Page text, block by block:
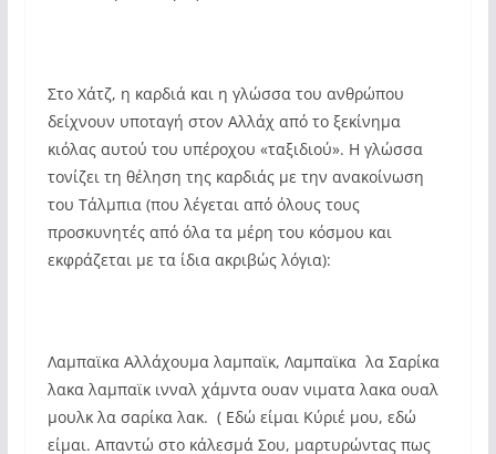
Στο Χάτζ, η καρδιά και η γλώσσα του ανθρώπου
δείχνουν υποταγή στον Αλλάχ από το ξεκίνημα
κιόλας αυτού του υπέροχου «ταξιδιού». Η γλώσσα
τονίζει τη θέληση της καρδιάς με την ανακοίνωση
του Τάλμπια (που λέγεται από όλους τους
προσκυνητές από όλα τα μέρη του κόσμου και
εκφράζεται με τα ίδια ακριβώς λόγια):
Λαμπαϊκα Αλλάχουμα λαμπαϊκ, Λαμπαϊκα λα Σαρίκα
λακα λαμπαϊκ ινναλ χάμντα ουαν νιματα λακα ουαλ
μουλκ λα σαρίκα λακ. ( Εδώ είμαι Κύριέ μου, εδώ
είμαι. Απαντώ στο κάλεσμά Σου, μαρτυρώντας πως